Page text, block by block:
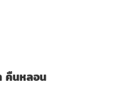
คืนหลอน